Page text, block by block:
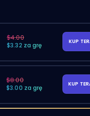
$4.00
$3.32 za grę
KUP
$8.00
$3.00 za grę
KUP